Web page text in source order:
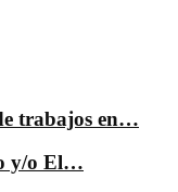
trabajos en…
y/o El…